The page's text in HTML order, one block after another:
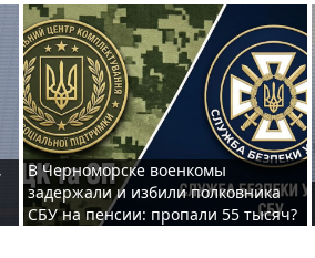
В Черноморске военкомы
задержали и избили полковника
СБУ на пенсии: пропали 55 тысяч?